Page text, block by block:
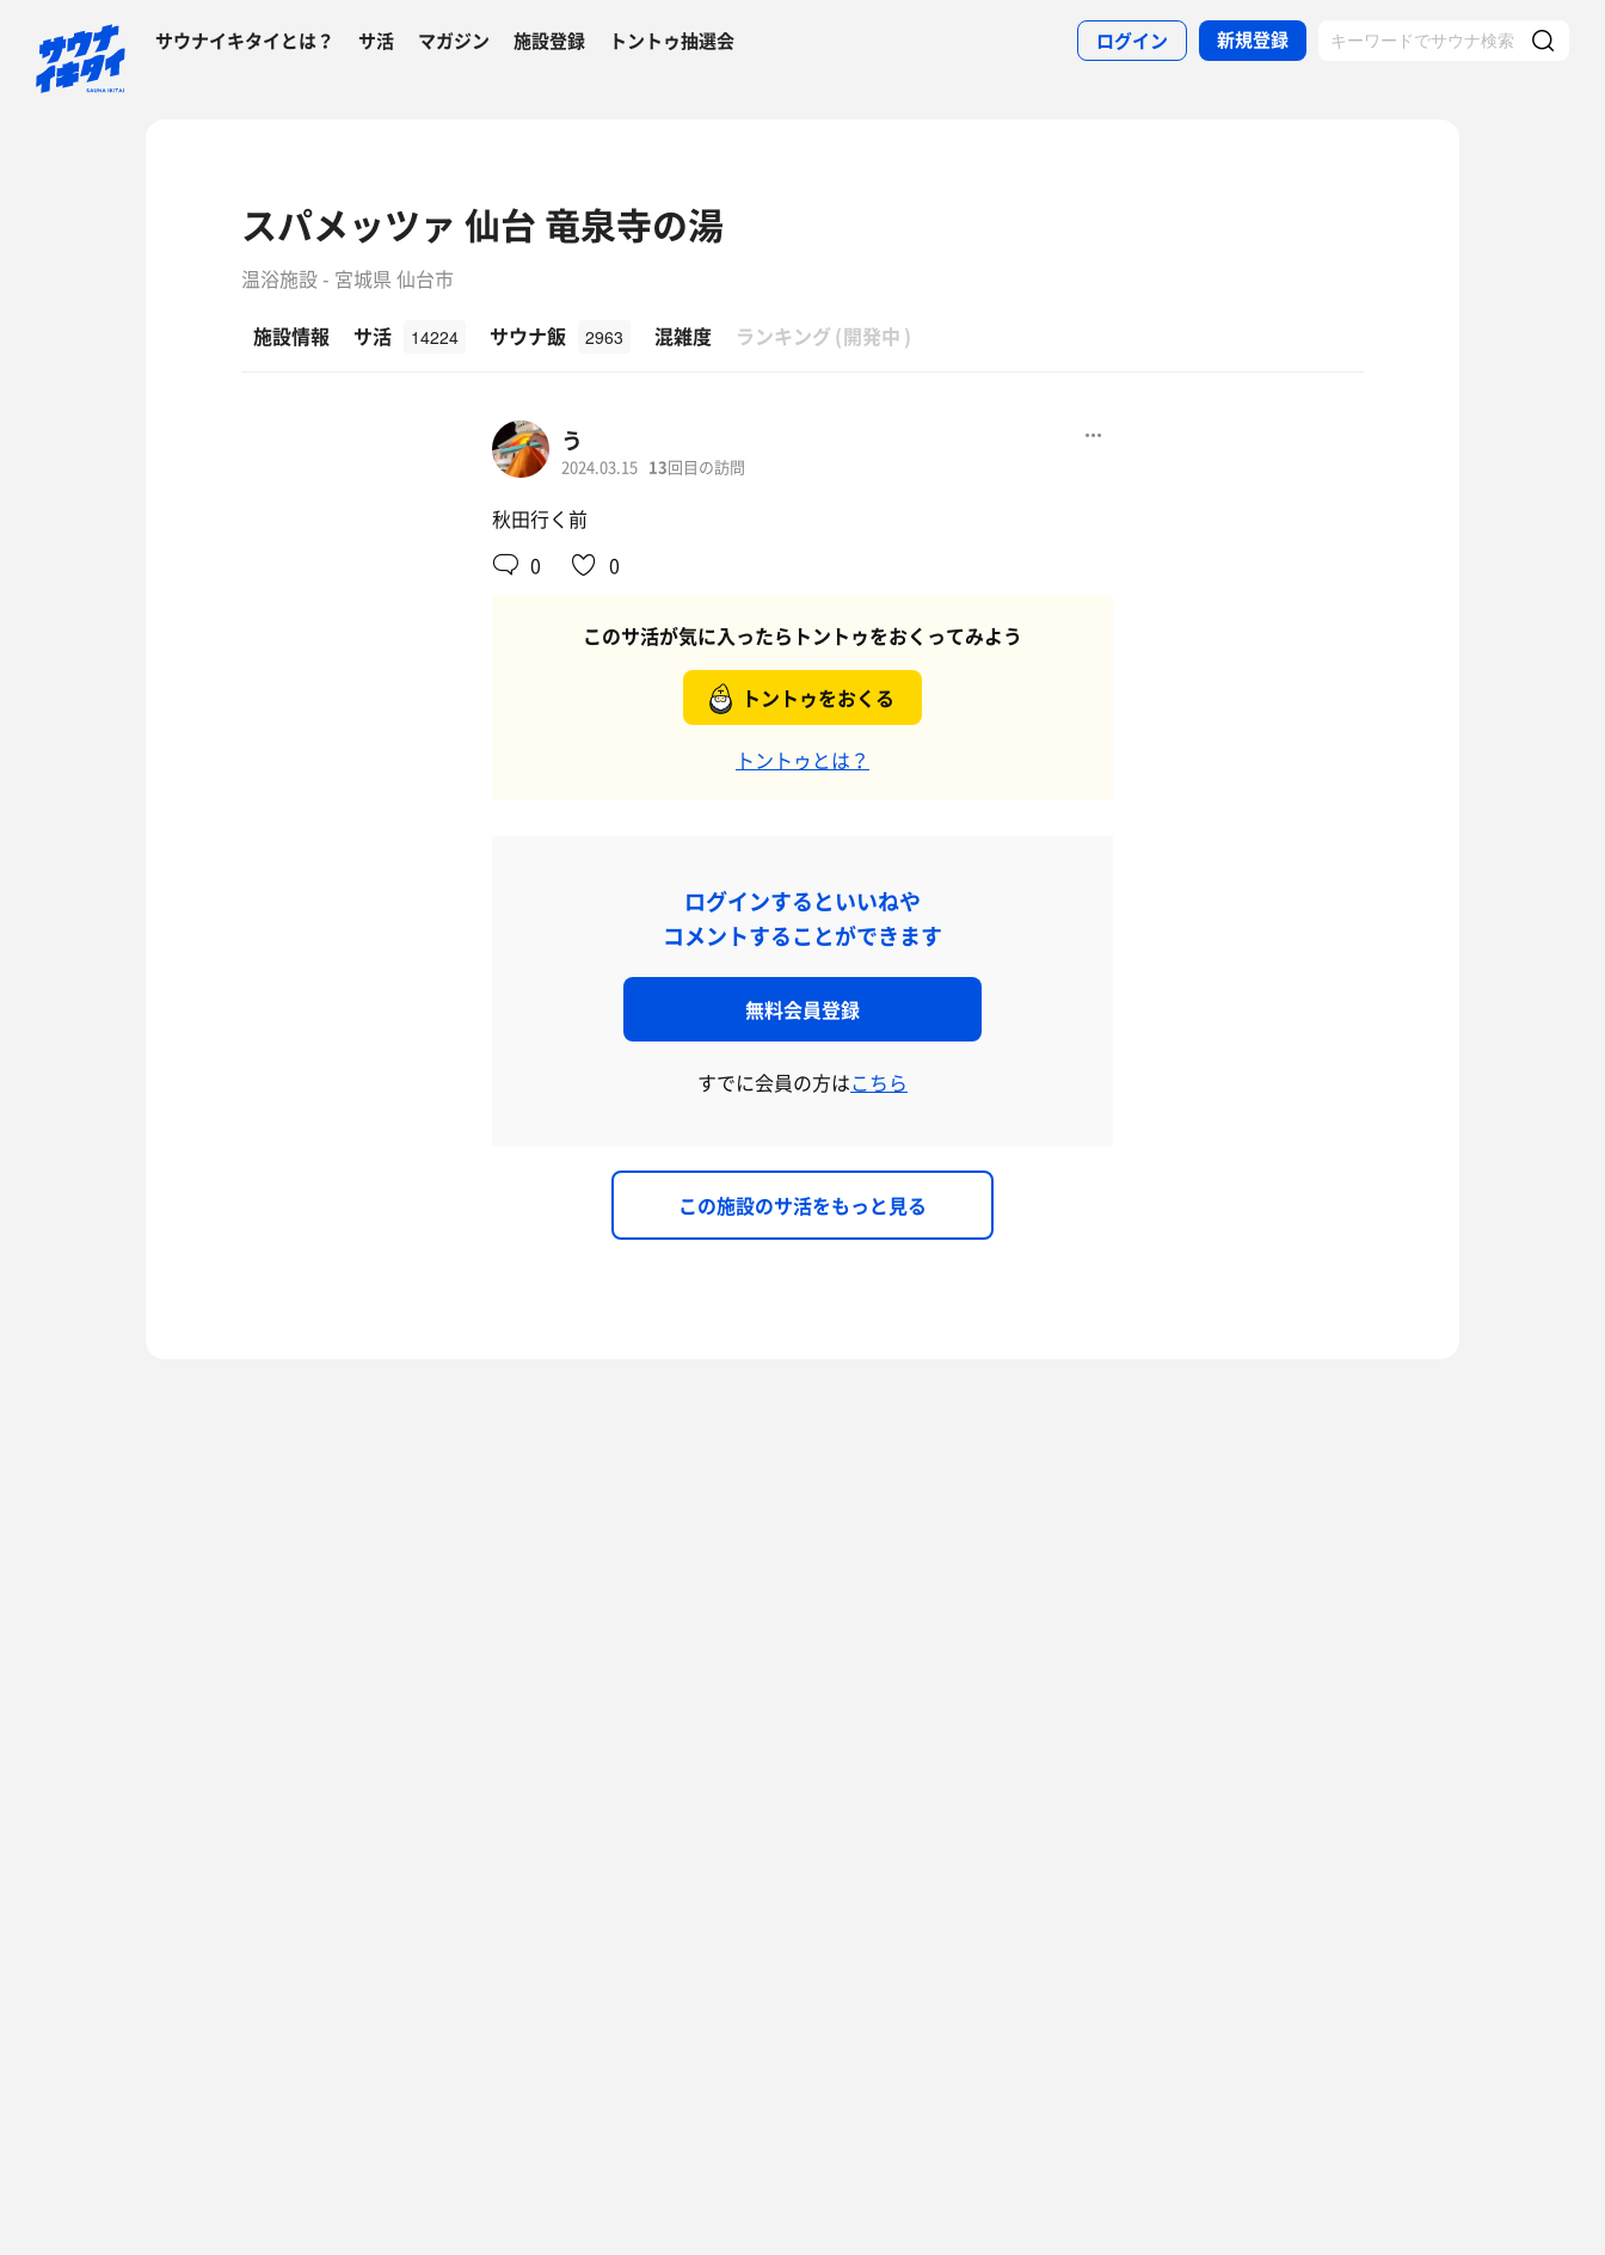
サウナイキタイとは？ サ活 マガジン 施設登録 トントゥ抽選会 ログイン 新規登録
スパメッツァ 仙台 竜泉寺の湯
温浴施設 - 宮城県 仙台市
施設情報
サ活 14224 サウナ飯 2963 混雑度 ランキング (開発中 )
う
2024.03.15 13回目の訪問
秋田行く前
0
0
このサ活が気に入ったらトントゥをおくってみよう
トントゥをおくる
トントゥとは？
ログインするといいねや
コメントすることができます
無料会員登録
すでに会員の方はこちら
この施設のサ活をもっと見る